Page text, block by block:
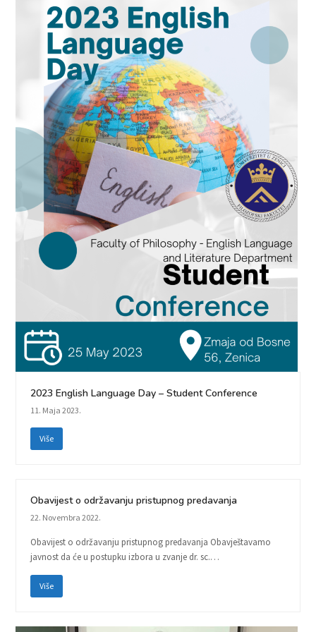
2023 English Language Day – Student Conference
11. Maja 2023.
Više
Obavijest o održavanju pristupnog predavanja
22. Novembra 2022.
Obavijest o održavanju pristupnog predavanja Obavještavamo
javnost da će u postupku izbora u zvanje dr. sc.…
Više